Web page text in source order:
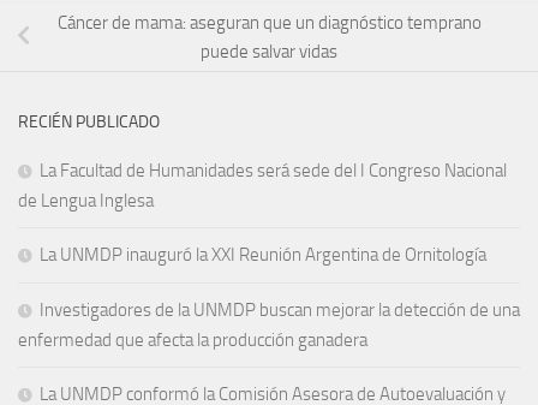
Cáncer de mama: aseguran que un diagnóstico temprano
puede salvar vidas
RECIÉN PUBLICADO
La Facultad de Humanidades será sede del I Congreso Nacional
de Lengua Inglesa
La UNMDP inauguró la XXI Reunión Argentina de Ornitología
Investigadores de la UNMDP buscan mejorar la detección de una
enfermedad que afecta la producción ganadera
La UNMDP conformó la Comisión Asesora de Autoevaluación y